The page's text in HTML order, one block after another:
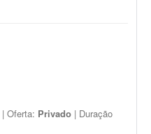
| Oferta: Privado | Duração